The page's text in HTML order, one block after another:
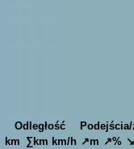
Odległość
km ∑km km/h ↗m ↗%